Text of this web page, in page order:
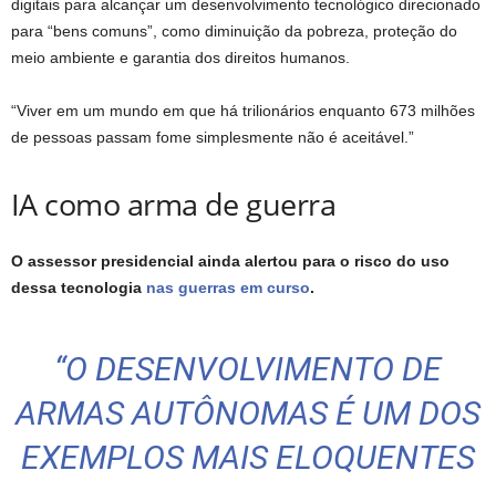
digitais para alcançar um desenvolvimento tecnológico direcionado
para “bens comuns”, como diminuição da pobreza, proteção do
meio ambiente e garantia dos direitos humanos.
“Viver em um mundo em que há trilionários enquanto 673 milhões
de pessoas passam fome simplesmente não é aceitável.”
IA como arma de guerra
O assessor presidencial ainda alertou para o risco do uso
dessa tecnologia nas guerras em curso.
“O DESENVOLVIMENTO DE
ARMAS AUTÔNOMAS É UM DOS
EXEMPLOS MAIS ELOQUENTES